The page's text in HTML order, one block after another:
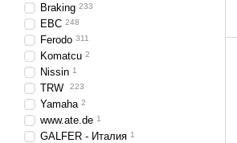
Braking 233
EBC 248
Ferodo 311
Komatcu 2
Nissin 1
TRW 223
Yamaha 2
www.ate.de 1
GALFER - Италия 1